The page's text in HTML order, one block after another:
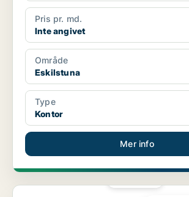
Pris pr. md.
Inte angivet
Område
Eskilstuna
Type
Kontor
Mer info
Butikslokal i Eskilstuna